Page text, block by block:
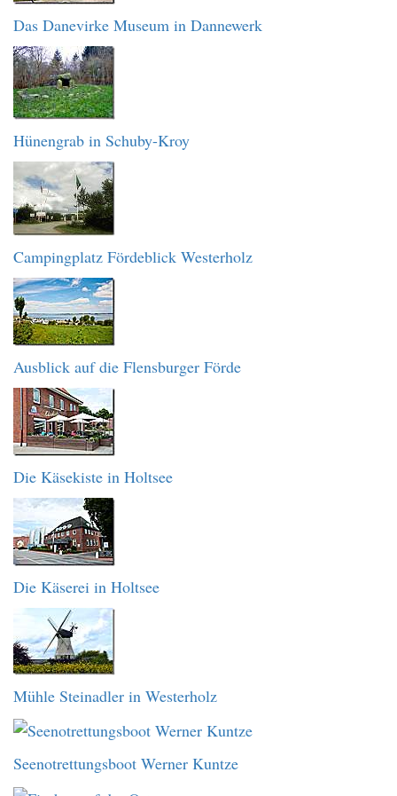
Das Danevirke Museum in Dannewerk
Hünengrab in Schuby-Kroy
Campingplatz Fördeblick Westerholz
Ausblick auf die Flensburger Förde
Die Käsekiste in Holtsee
Die Käserei in Holtsee
Mühle Steinadler in Westerholz
Seenotrettungsboot Werner Kuntze